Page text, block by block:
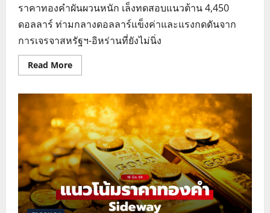
ราคาทองคำผันผวนหนัก เล็งทดสอบแนวต้าน 4,450
ดอลลาร์ ท่ามกลางดอลลาร์แข็งค่าและแรงกดดันจาก
การเจรจาสหรัฐฯ-อิหร่านที่ยังไม่นิ่ง
Read MoreRead
more
ราคา
ทองคำ
วัน
นี้
จับตา
สงคราม
สหรัฐฯ-
อิหร่าน
และ
แรง
เท
ขาย
ETF